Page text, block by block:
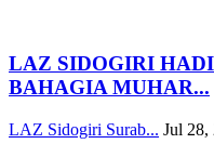
LAZ SIDOGIRI
BAHAGIA MUHAR...
LAZ Sidogiri Surab... Jul 28,